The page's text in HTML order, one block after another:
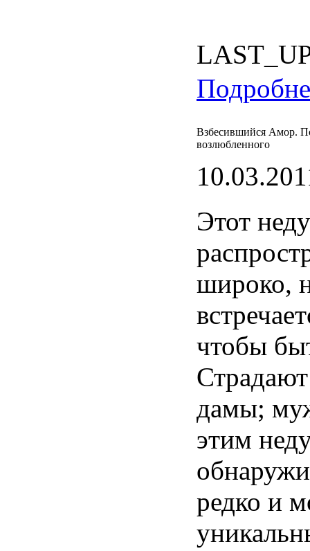
Взбесившийся Амор.
возлюбленного
Этот
широко,
чтобы
Страдают
дамы;
этим
редко и